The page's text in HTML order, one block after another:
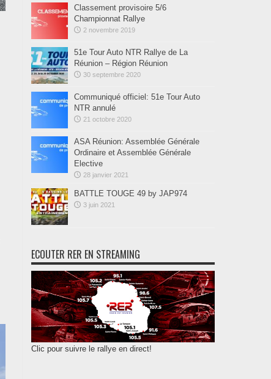
Classement provisoire 5/6
Championnat Rallye
2 novembre 2019
51e Tour Auto NTR Rallye de La
Réunion – Région Réunion
30 septembre 2020
Communiqué officiel: 51e Tour Auto
NTR annulé
21 octobre 2020
ASA Réunion: Assemblée Générale
Ordinaire et Assemblée Générale
Elective
28 janvier 2021
BATTLE TOUGE 49 by JAP974
3 juin 2021
ECOUTER RER EN STREAMING
Clic pour suivre le rallye en direct!